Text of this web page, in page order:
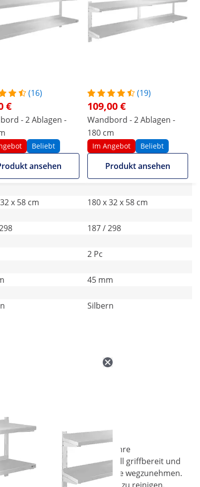
(16)
€
- 2 Ablagen -
Beliebt
ansehen
(19)
109,00 €
Wandbord - 2 Ablagen -
180 cm
Im Angebot Beliebt
Produkt ansehen
x 58 cm
180 x 32 x 58 cm
187 / 298
2 Pc
45 mm
Silbern
Catering und bewahren Sie Ihre
haben Sie alles schnell griffbereit und
werden, ohne Arbeitsfläche wegzunehmen.